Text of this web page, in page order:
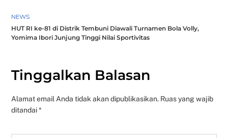
NEWS
HUT RI ke-81 di Distrik Tembuni Diawali Turnamen Bola Volly,
Yomima Ibori Junjung Tinggi Nilai Sportivitas
Tinggalkan Balasan
Alamat email Anda tidak akan dipublikasikan. Ruas yang wajib
ditandai*